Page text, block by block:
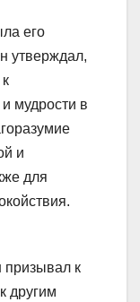
его
утверждал,
мудрости в
и
для
призывал к
другим